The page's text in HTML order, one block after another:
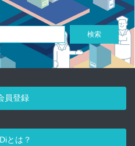
検索
員登録
とは？